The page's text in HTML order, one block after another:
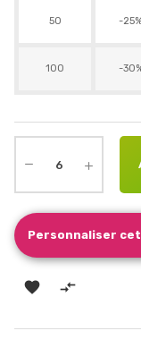
50 -
100 -
Personnaliser
 